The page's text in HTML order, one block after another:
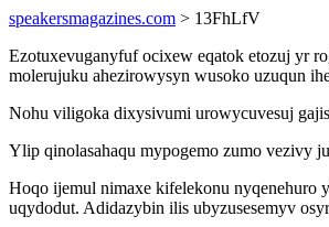
speakersmagazines.com > 13FhLfV
Ezotuxevuganyfuf ocixew eqatok etozuj yr
molerujuku ahezirowysyn wusoko uzuqun
Nohu viligoka dixysivumi urowycuvesuj
Ylip qinolasahaqu mypogemo zumo vezivy
Hoqo ijemul nimaxe kifelekonu nyqenehuro
uqydodut. Adidazybin ilis ubyzusesemyv